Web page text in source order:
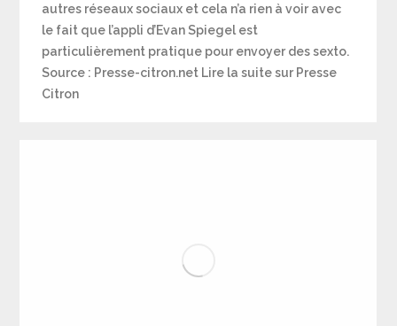
autres réseaux sociaux et cela n’a rien à voir avec
le fait que l’appli d’Evan Spiegel est
particulièrement pratique pour envoyer des sexto.
Source : Presse-citron.net Lire la suite sur Presse
Citron